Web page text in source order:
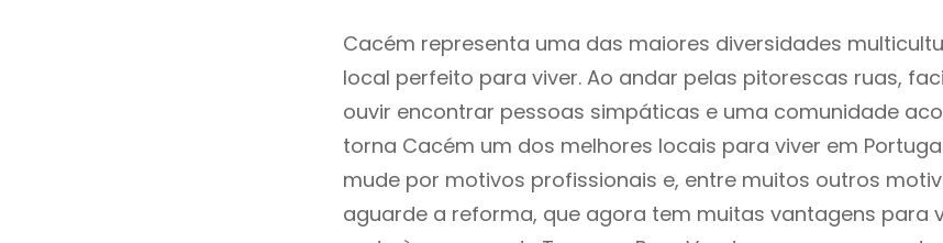
Cacém representa uma das maiores diversidades
local perfeito para viver. Ao andar pelas pitorescas ruas,
ouvir encontrar pessoas simpáticas e uma comunidade
torna Cacém um dos melhores locais para viver em
mude por motivos profissionais e, entre muitos outros
aguarde a reforma, que agora tem muitas vantagens para